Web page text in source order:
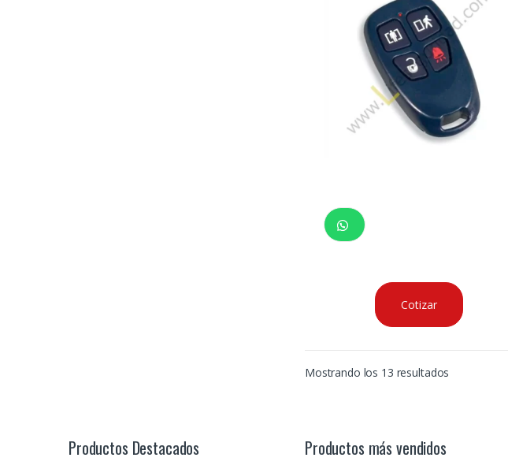
Cotizar
Mostrando los 13 resultados
Productos Destacados Productos más vendidos